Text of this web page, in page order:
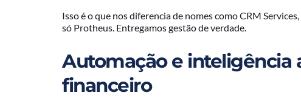
Isso é o que nos diferencia de nomes como CRM
só Protheus. Entregamos gestão de verdade.
Automação e inteligência
financeiro